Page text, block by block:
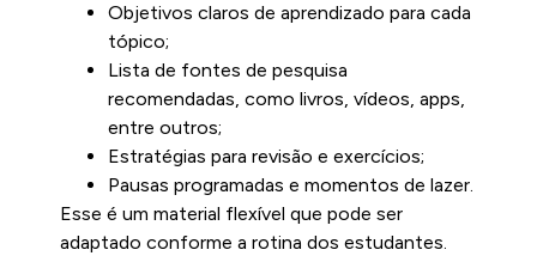
Objetivos claros de aprendizado para cada
tópico;
Lista de fontes de pesquisa
recomendadas, como livros, vídeos, apps,
entre outros;
Estratégias para revisão e exercícios;
Pausas programadas e momentos de lazer.
Esse é um material flexível que pode ser
adaptado conforme a rotina dos estudantes.